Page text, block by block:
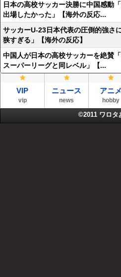
日本の高校サッカー決勝に中国感動
出場したかった」【海外の反応...
サッカーU-23日本代表の圧倒的強さ
狭すぎる」【海外の反応】
中国人が日本の高校サッカーを絶賛
スーパーリーグと同レベル」【...
VIP
vip
ニュース
news
アニメ
hobby
©2011 ワロタ